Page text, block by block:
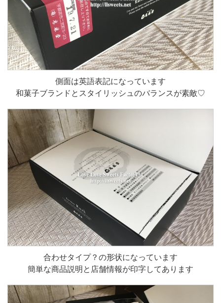
側面は英語表記になっています
和菓子ブランドとスタイリッシュのバランスが素敵♡
合わせタイプ？の形状になっています
簡単な商品説明と店舗情報が印字してあります